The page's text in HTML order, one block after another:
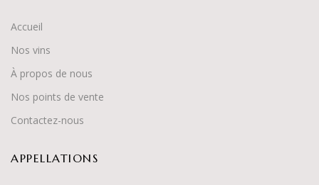
Accueil
Nos vins
À propos de nous
Nos points de vente
Contactez-nous
APPELLATIONS